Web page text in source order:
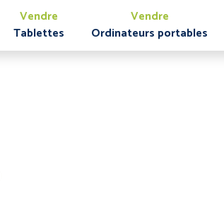
Vendre
Tablettes
Vendre
Ordinateurs portables